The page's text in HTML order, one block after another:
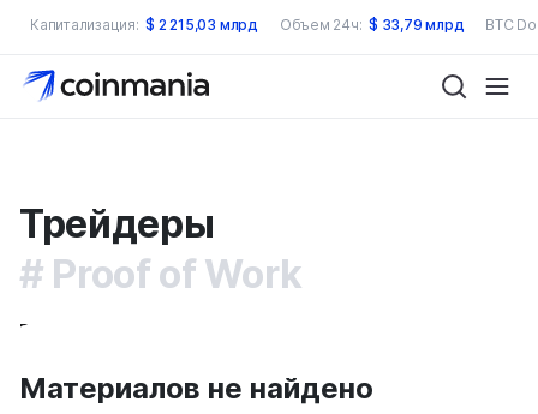
Капитализация: $ 2 215,03 млрд Объем 24ч: $ 33,79 млрд BTC
Трейдеры
Proof of Work
Все
Материалов не найдено